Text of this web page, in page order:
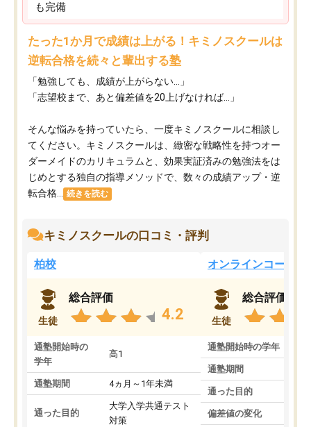
も完備
たった1か月で成績は上がる！キミノスクールは
逆転合格を続々と輩出する塾
「勉強しても、成績が上がらない…」
「志望校まで、あと偏差値を20上げなければ…」
そんな悩みを持っていたら、一度キミノスクールに相談し
てください。キミノスクールは、緻密な戦略性を持つオー
ダーメイドのカリキュラムと、効果実証済みの勉強法をは
じめとする独自の指導メソッドで、数々の成績アップ・逆
転合格...
続きを読む
キミノスクールの口コミ・評判
柏校
生徒
総合評価
4.2
通塾開始時の
学年
高1
通塾期間 4ヵ月～1年未満
通った目的
大学入学共通テスト
対策
オンラインコース
生徒
総合評価
通塾開始時の学年
通塾期間
通った目的
偏差値の変化